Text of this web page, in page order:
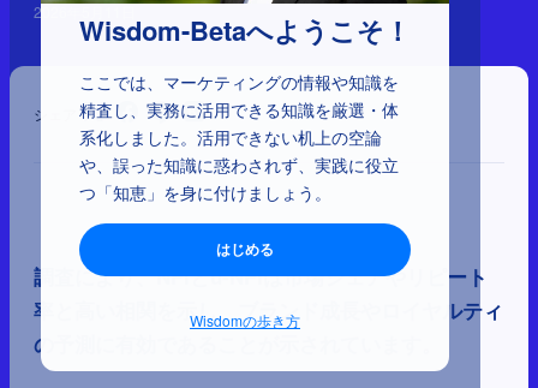
Wisdom-Betaへようこそ！
ここでは、マーケティングの情報や知識を
精査し、実務に活用できる知識を厳選・体
系化しました。活用できない机上の空論
や、誤った知識に惑わされず、実践に役立
つ「知恵」を身に付けましょう。
はじめる
Wisdomの歩き方
2026年5月11日
シェア
調査により、NPIとu-NPIは市場シェアやリピート
率と高い相関を示し、ブランド成長やロイヤルティ
の予測に有効であることが示されています。